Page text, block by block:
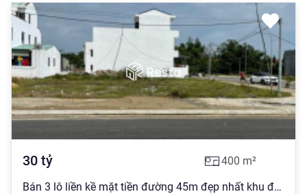
30 tỷ 400 m²
Bán 3 lô liền kề mặt tiền đường 45m đẹp nhất khu đô thị Lâm Sa - Tu Lễ, Cẩm Phô, Hội An